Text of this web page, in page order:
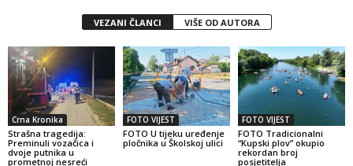
VEZANI ČLANCI VIŠE OD AUTORA
Crna Kronika
Strašna tragedija:
Preminuli vozačica i
dvoje putnika u
prometnoj nesreći
FOTO VIJEST
FOTO U tijeku uređenje
pločnika u Školskoj ulici
FOTO VIJEST
FOTO Tradicionalni
“Kupski plov” okupio
rekordan broj
posjetitelja